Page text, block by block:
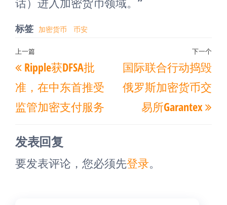
标签 加密货币 币安
文
章
导
航
上
一
篇
文
章
上一篇
Ripple获DFSA批
准，在中东首推受
监管加密支付服务
下
下一个
国际联合行动捣毁
俄罗斯加密货币交
易所Garantex
发表回复
要发表评论，您必须先登录。